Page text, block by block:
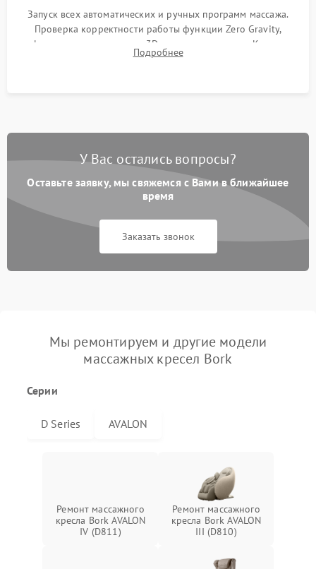
Запуск всех автоматических и ручных программ массажа.
Проверка корректности работы функции Zero Gravity,
инфракрасного прогрева и 3D-сканирования тела. Контроль
силы давления компрессора и отсутствия скрипов при
Подробнее
У Вас остались вопросы?
Оставьте заявку, мы свяжемся с Вами в ближайшее
время
Заказать звонок
Мы ремонтируем и другие модели
массажных кресел Bork
Серии
D Series AVALON
Ремонт массажного
кресла Bork AVALON
IV (D811)
Ремонт массажного
кресла Bork AVALON
III (D810)